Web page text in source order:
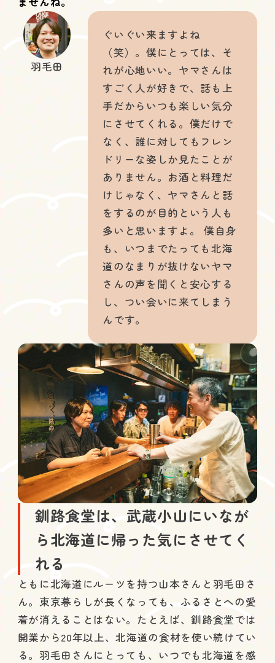
ぐいぐい来ますよね
（笑）。僕にとっては、そ
れが心地いい。ヤマさんは
すごく人が好きで、話も上
手だからいつも楽しい気分
にさせてくれる。僕だけで
なく、誰に対してもフレン
ドリーな姿しか見たことが
ありません。お酒と料理だ
けじゃなく、ヤマさんと話
をするのが目的という人も
多いと思いますよ。 僕自身
も、いつまでたっても北海
道のなまりが抜けないヤマ
さんの声を聞くと安心する
し、つい会いに来てしまう
んです。
羽毛田
釧路食堂は、武蔵小山にいなが
ら北海道に帰った気にさせてく
れる
ともに北海道にルーツを持つ山本さんと羽毛田さ
ん。東京暮らしが長くなっても、ふるさとへの愛
着が消えることはない。たとえば、釧路食堂では
開業から20年以上、北海道の食材を使い続けてい
る。羽毛田さんにとっても、いつでも北海道を感